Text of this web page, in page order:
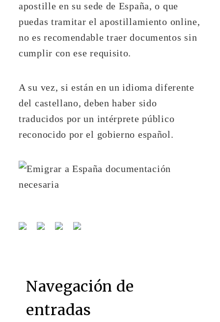
apostille en su sede de España, o que
puedas tramitar el apostillamiento online,
no es recomendable traer documentos sin
cumplir con ese requisito.
A su vez, si están en un idioma diferente
del castellano, deben haber sido
traducidos por un intérprete público
reconocido por el gobierno español.
Navegación de
entradas